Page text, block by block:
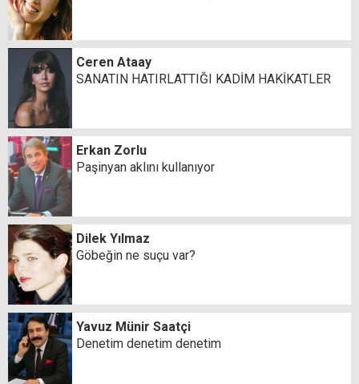
Ceren Ataay
SANATIN HATIRLATTIĞI KADİM HAKİKATLER
Erkan Zorlu
Paşinyan aklını kullanıyor
Dilek Yılmaz
Göbeğin ne suçu var?
Yavuz Münir Saatçi
Denetim denetim denetim